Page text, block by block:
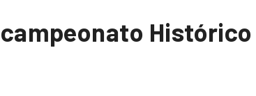
Histórico